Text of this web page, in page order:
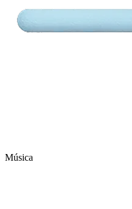
Música